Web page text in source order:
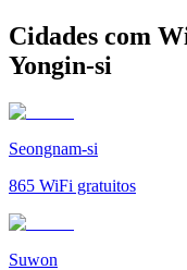
Cidades com
Yongin-si
Seongnam-si
865 WiFi gratuitos
Suwon